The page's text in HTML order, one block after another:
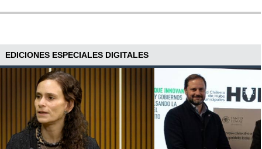
EDICIONES ESPECIALES DIGITALES